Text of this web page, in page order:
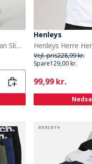
Crosshatch Herre Durtan Slim Fit Jeans Sort Vask
Henleys
Vejl. pris228,99 kr.
Spare129,00 kr.
Current
99,99 kr.